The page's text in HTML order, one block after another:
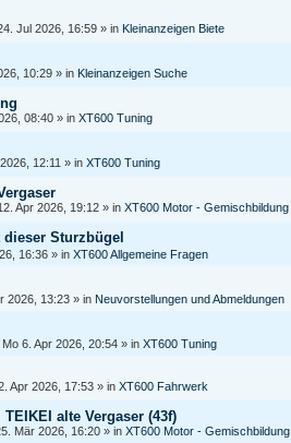
Jul 2026, 16:59 » in Kleinanzeigen Biete
10:29 » in Kleinanzeigen Suche
08:40 » in XT600 Tuning
12:11 » in XT600 Tuning
Apr 2026, 19:12 » in XT600 Motor - Gemischbildung
Sturzbügel
16:36 » in XT600 Allgemeine Fragen
2026, 13:23 » in Neuvorstellungen und Abmeldungen
Mo 6. Apr 2026, 20:54 » in XT600 Tuning
Apr 2026, 17:53 » in XT600 Fahrwerk
alte Vergaser (43f)
Mär 2026, 16:20 » in XT600 Motor - Gemischbildung